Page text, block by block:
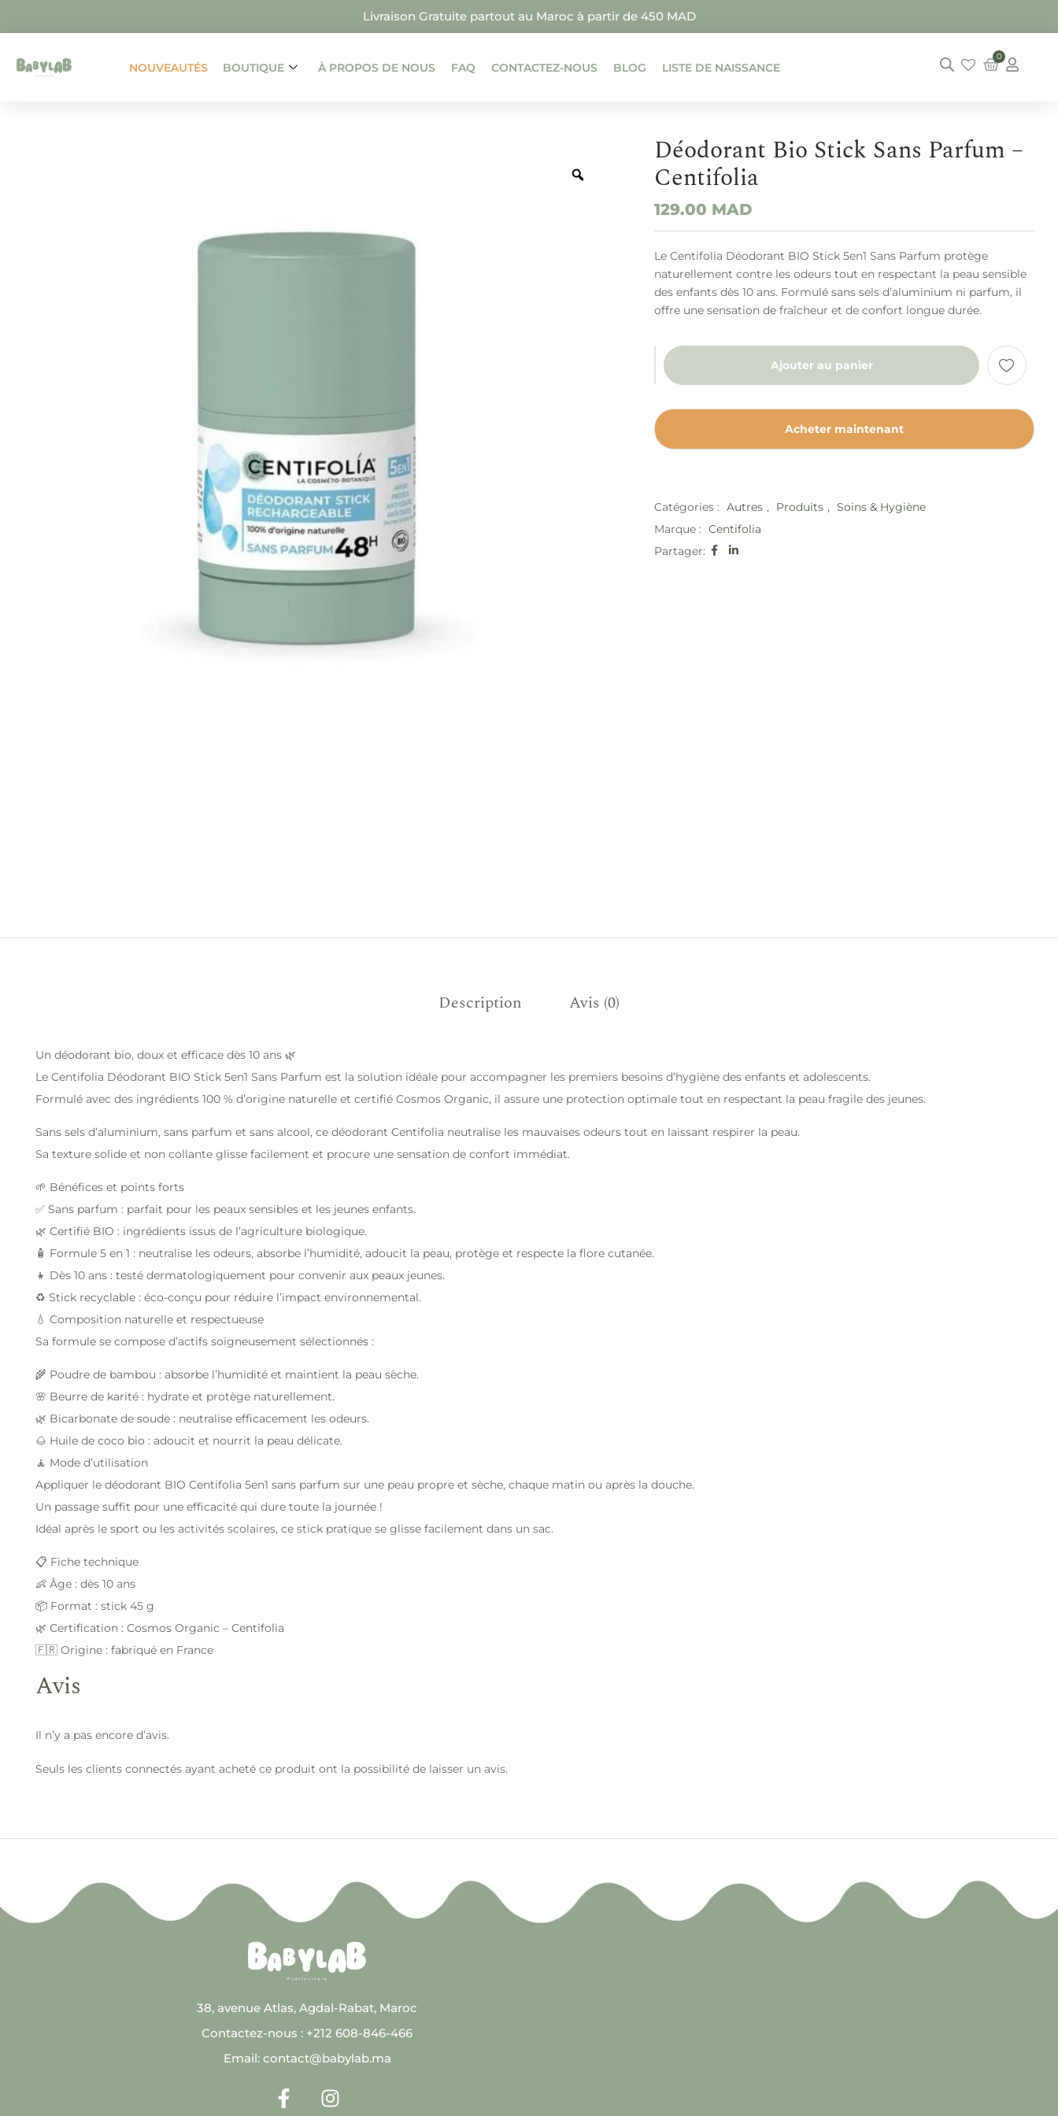
Livraison Gratuite partout au Maroc à partir de 450 MAD
NOUVEAUTÉS BOUTIQUE À PROPOS DE NOUS FAQ CONTACTEZ-NOUS BLOG LISTE DE NAISSANCE
0
Déodorant Bio Stick Sans Parfum –
Centifolia
129.00 MAD
Le Centifolia Déodorant BIO Stick 5en1 Sans Parfum protège
naturellement contre les odeurs tout en respectant la peau sensible
des enfants dès 10 ans. Formulé sans sels d’aluminium ni parfum, il
offre une sensation de fraîcheur et de confort longue durée.
Ajouter au panier
Acheter maintenant
Catégories : Autres , Produits , Soins & Hygiène
Marque : Centifolia
Partager:
Description Avis (0)
Un déodorant bio, doux et efficace dès 10 ans 🌿
Le Centifolia Déodorant BIO Stick 5en1 Sans Parfum est la solution idéale pour accompagner les premiers besoins d’hygiène des enfants et adolescents.
Formulé avec des ingrédients 100 % d’origine naturelle et certifié Cosmos Organic, il assure une protection optimale tout en respectant la peau fragile des jeunes.
Sans sels d’aluminium, sans parfum et sans alcool, ce déodorant Centifolia neutralise les mauvaises odeurs tout en laissant respirer la peau.
Sa texture solide et non collante glisse facilement et procure une sensation de confort immédiat.
🌱 Bénéfices et points forts
✅ Sans parfum : parfait pour les peaux sensibles et les jeunes enfants.
🌿 Certifié BIO : ingrédients issus de l’agriculture biologique.
🧴 Formule 5 en 1 : neutralise les odeurs, absorbe l’humidité, adoucit la peau, protège et respecte la flore cutanée.
👧 Dès 10 ans : testé dermatologiquement pour convenir aux peaux jeunes.
♻️ Stick recyclable : éco-conçu pour réduire l’impact environnemental.
💧 Composition naturelle et respectueuse
Sa formule se compose d’actifs soigneusement sélectionnés :
🌾 Poudre de bambou : absorbe l’humidité et maintient la peau sèche.
🌸 Beurre de karité : hydrate et protège naturellement.
🌿 Bicarbonate de soude : neutralise efficacement les odeurs.
🌰 Huile de coco bio : adoucit et nourrit la peau délicate.
🧘 Mode d’utilisation
Appliquer le déodorant BIO Centifolia 5en1 sans parfum sur une peau propre et sèche, chaque matin ou après la douche.
Un passage suffit pour une efficacité qui dure toute la journée !
Idéal après le sport ou les activités scolaires, ce stick pratique se glisse facilement dans un sac.
📋 Fiche technique
👶 Âge : dès 10 ans
📦 Format : stick 45 g
🌿 Certification : Cosmos Organic – Centifolia
🇫🇷 Origine : fabriqué en France
Avis
Il n’y a pas encore d’avis.
Seuls les clients connectés ayant acheté ce produit ont la possibilité de laisser un avis.
38, avenue Atlas, Agdal-Rabat, Maroc
Contactez-nous : +212 608-846-466
Email: contact@babylab.ma